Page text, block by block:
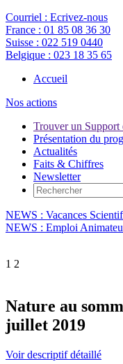
Courriel : Ecrivez-nous
France : 01 85 08 36 30
Suisse : 022 519 0440
Belgique : 023 18 35 65
Accueil
Nos actions
Trouver un Support
Présentation du
Actualités
Faits & Chiffres
Newsletter
NEWS : Vacances
NEWS : Emploi
1 2
Nature au
juillet 2019
Voir descriptif détaillé